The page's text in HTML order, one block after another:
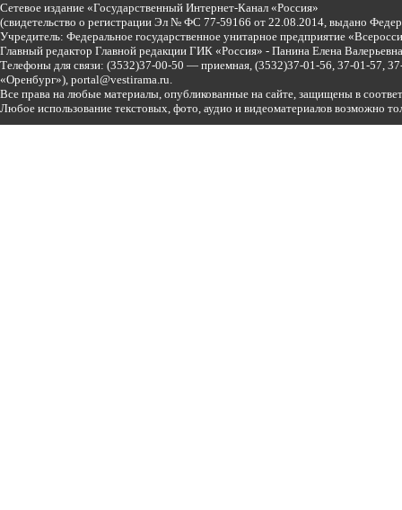
Сетевое издание «Государственный Интернет-Канал «Россия»
(свидетельство о регистрации Эл № ФС 77-59166 от 22.08.2014, выдано
Учредитель: Федеральное государственное унитарное предприятие
Главный редактор Главной редакции ГИК «Россия» - Панина Елена
Телефоны для связи: (3532)37-00-50 — приемная, (3532)37-01-56, 37-01-57,
«Оренбург»), portal@vestirama.ru.
Все права на любые материалы, опубликованные на сайте, защищены в
Любое использование текстовых, фото, аудио и видеоматериалов возможно